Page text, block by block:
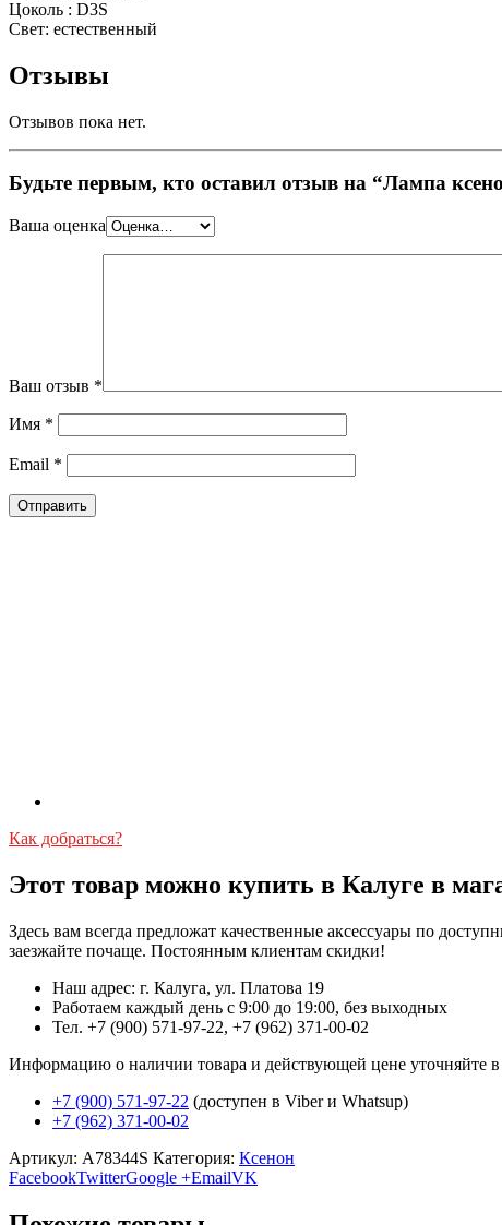
Цоколь : D3S
Свет: естественный
Отзывы
Отзывов пока нет.
Будьте первым, кто оставил отзыв на “Лампа
Ваша оценка
Ваш отзыв *
Имя *
Email *
Как добраться?
Этот товар можно купить в Калуге в
Здесь вам всегда предложат качественные аксессуары по
заезжайте почаще. Постоянным клиентам скидки!
Наш адрес: г. Калуга, ул. Платова 19
Работаем каждый день с 9:00 до 19:00, без выходных
Тел. +7 (900) 571-97-22, +7 (962) 371-00-02
Информацию о наличии товара и действующей цене уточняйте в
+7 (900) 571-97-22 (доступен в Viber и Whatsup)
+7 (962) 371-00-02
Артикул: A78344S Категория: Ксенон
FacebookTwitterGoogle +EmailVK